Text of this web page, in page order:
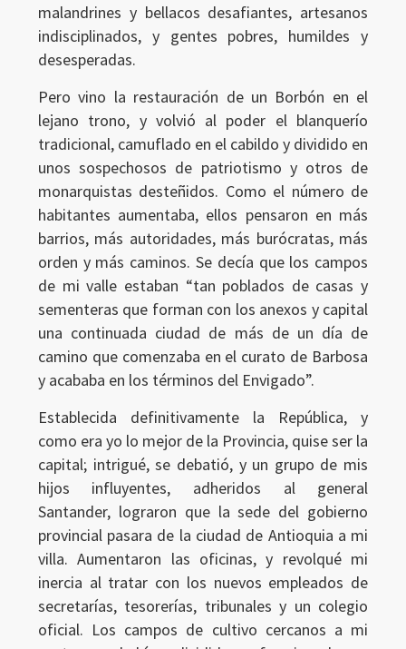
malandrines y bellacos desafiantes, artesanos
indisciplinados, y gentes pobres, humildes y
desesperadas.
Pero vino la restauración de un Borbón en el
lejano trono, y volvió al poder el blanquerío
tradicional, camuflado en el cabildo y dividido en
unos sospechosos de patriotismo y otros de
monarquistas desteñidos. Como el número de
habitantes aumentaba, ellos pensaron en más
barrios, más autoridades, más burócratas, más
orden y más caminos. Se decía que los campos
de mi valle estaban “tan poblados de casas y
sementeras que forman con los anexos y capital
una continuada ciudad de más de un día de
camino que comenzaba en el curato de Barbosa
y acababa en los términos del Envigado”.
Establecida definitivamente la República, y
como era yo lo mejor de la Provincia, quise ser la
capital; intrigué, se debatió, y un grupo de mis
hijos influyentes, adheridos al general
Santander, lograron que la sede del gobierno
provincial pasara de la ciudad de Antioquia a mi
villa. Aumentaron las oficinas, y revolqué mi
inercia al tratar con los nuevos empleados de
secretarías, tesorerías, tribunales y un colegio
oficial. Los campos de cultivo cercanos a mi